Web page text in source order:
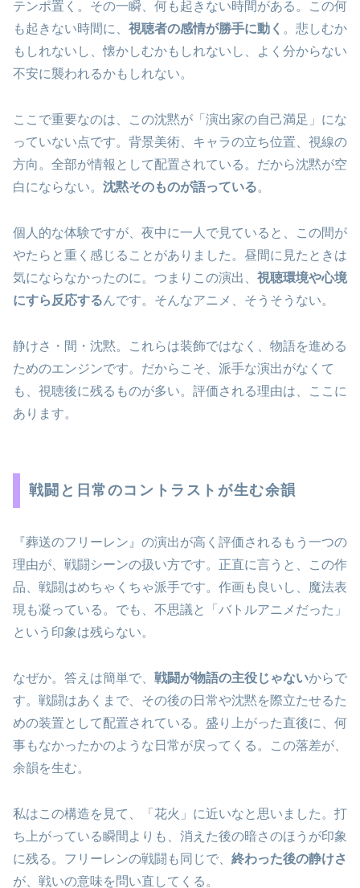
テンポ置く。その一瞬、何も起きない時間がある。この何
も起きない時間に、 視聴者の感情が勝手に動く 。悲しむか
もしれないし、懐かしむかもしれないし、よく分からない
不安に襲われるかもしれない。
ここで重要なのは、この沈黙が「演出家の自己満足」にな
っていない点です。背景美術、キャラの立ち位置、視線の
方向。全部が情報として配置されている。だから沈黙が空
白にならない。 沈黙そのものが語っている。
個人的な体験ですが、夜中に一人で見ていると、この間が
やたらと重く感じることがありました。昼間に見たときは
気にならなかったのに。つまりこの演出、 視聴環境や心境
にすら反応するんです。そんなアニメ、そうそうない。
静けさ・間・沈黙。これらは装飾ではなく、物語を進める
ためのエンジンです。だからこそ、派手な演出がなくて
も、視聴後に残るものが多い。評価される理由は、ここに
あります。
戦闘と日常のコントラストが生む余韻
『葬送のフリーレン』の演出が高く評価されるもう一つの
理由が、戦闘シーンの扱い方です。正直に言うと、この作
品、戦闘はめちゃくちゃ派手です。作画も良いし、魔法表
現も凝っている。でも、不思議と「バトルアニメだった」
という印象は残らない。
なぜか。答えは簡単で、 戦闘が物語の主役じゃないからで
す。戦闘はあくまで、その後の日常や沈黙を際立たせるた
めの装置として配置されている。盛り上がった直後に、何
事もなかったかのような日常が戻ってくる。この落差が、
余韻を生む。
私はこの構造を見て、「花火」に近いなと思いました。打
ち上がっている瞬間よりも、消えた後の暗さのほうが印象
に残る。フリーレンの戦闘も同じで、 終わった後の静けさ
が、戦いの意味を問い直してくる。